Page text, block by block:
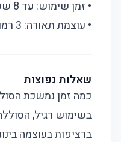
• זמן שימוש: עד 8 שעות ברציפות
• עוצמת תאורה: 3 רמות (50/100/150 לומן)
שאלות נפוצות
כמה זמן נמשכת
ברציפות בעוצמה